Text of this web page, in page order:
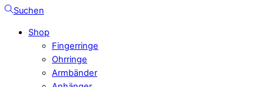
Suchen
Shop
Fingerringe
Ohrringe
Armbänder